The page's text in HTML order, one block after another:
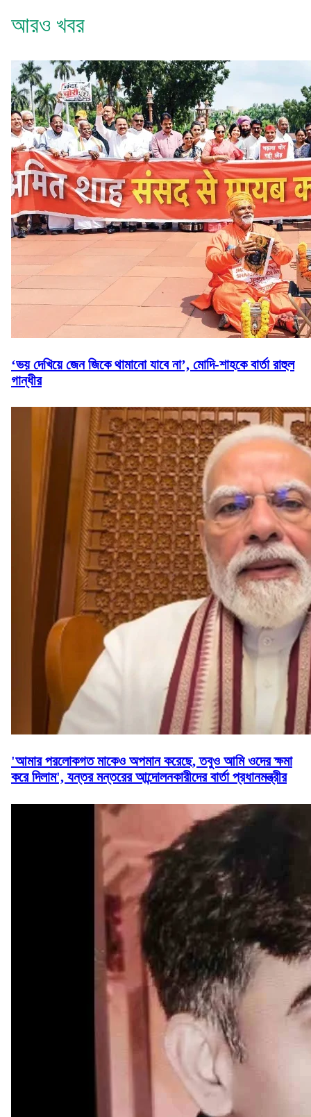
আরও খবর
‘ভয় দেখিয়ে জেন জিকে থামানো যাবে না’, মোদি-শাহকে বার্তা রাহুল
গান্ধীর
'আমার পরলোকগত মাকেও অপমান করেছে, তবুও আমি ওদের ক্ষমা
করে দিলাম', যন্তর মন্তরের আন্দোলনকারীদের বার্তা প্রধানমন্ত্রীর